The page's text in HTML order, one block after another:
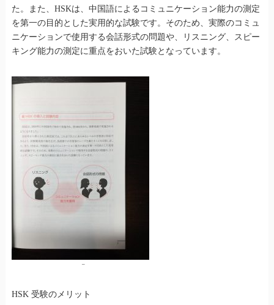
た。また、HSKは、中国語によるコミュニケーション能力の測定
を第一の目的とした実用的な試験です。そのため、実際のコミュ
ニケーションで使用する会話形式の問題や、リスニング、スピー
キング能力の測定に重点をおいた試験となっています。
–
HSK 受験のメリット